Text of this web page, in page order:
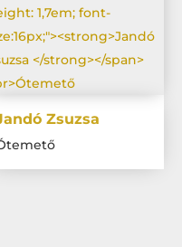
Zsuzsa